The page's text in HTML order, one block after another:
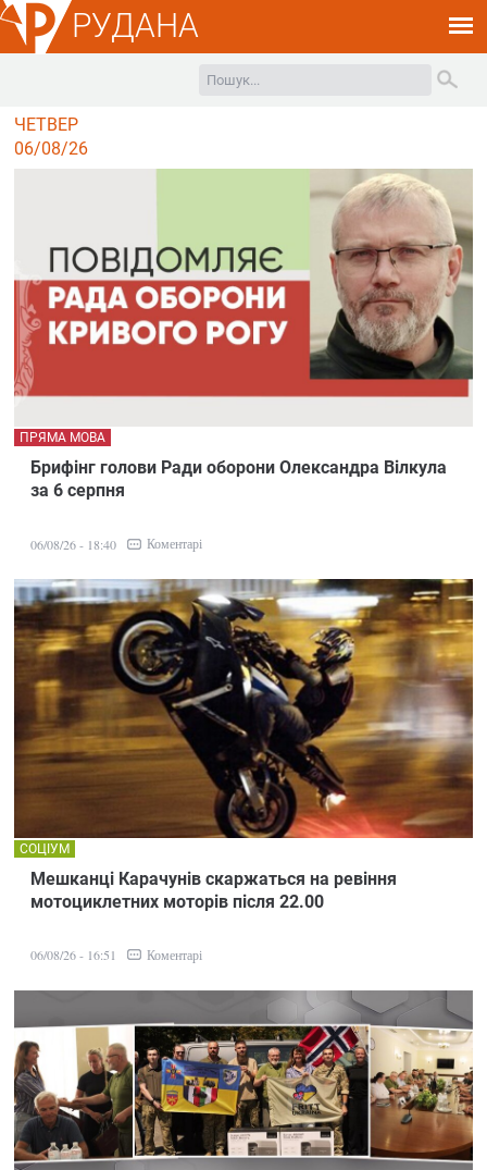
РУДАНА
ЧЕТВЕР
06/08/26
Брифінг голови Ради оборони Олександра Вілкула
за 6 серпня
ПРЯМА МОВА
06/08/26 - 18:40 Коментарі
Мешканці Карачунів скаржаться на ревіння
мотоциклетних моторів після 22.00
СОЦІУМ
06/08/26 - 16:51 Коментарі